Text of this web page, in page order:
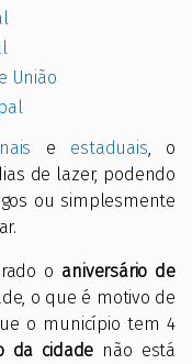
União
e estaduais , o
de lazer, podendo
ou simplesmente
o aniversário de
o que é motivo de
o município tem 4
da cidade não está